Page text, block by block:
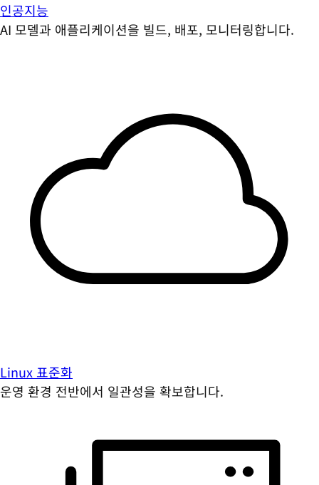
인공지능
AI 모델과 애플리케이션을 빌드, 배포, 모니터링합니다.
Linux 표준화
운영 환경 전반에서 일관성을 확보합니다.